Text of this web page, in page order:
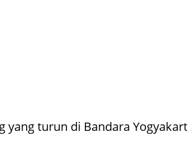
turun di Bandara